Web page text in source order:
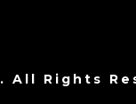
. All Rights